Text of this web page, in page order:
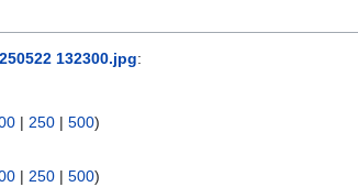
132300.jpg:
| 250 | 500)
| 250 | 500)